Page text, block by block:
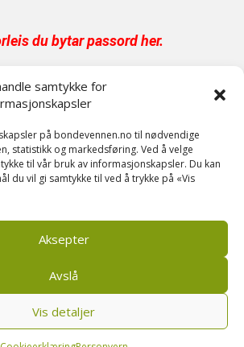
samtykke for
på bondevennen.no til nødvendige
statistikk og markedsføring. Ved å velge
til vår bruk av informasjonskapsler. Du kan
du vil gi samtykke til ved å trykke på «Vis
Aksepter
Avslå
Vis detaljer
du bytar passord her.
på papir er digital tilgang
inkludert.
på post@bondevennen.no
innloggingsdetaljer.
angående abonnement?
ein e-post til